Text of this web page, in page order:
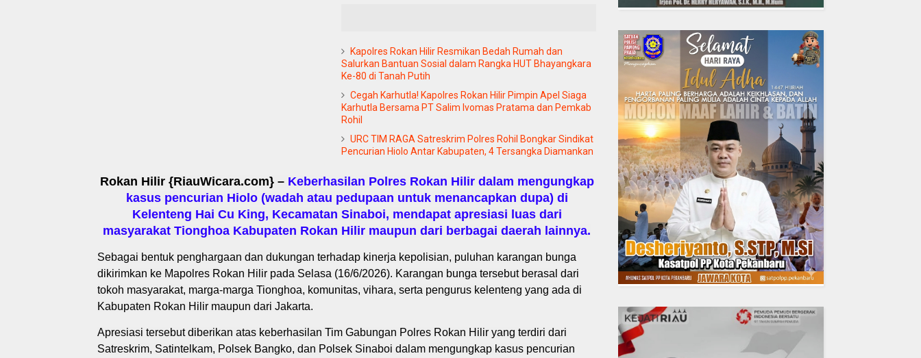
Kapolres Rokan Hilir Resmikan Bedah Rumah dan
Salurkan Bantuan Sosial dalam Rangka HUT Bhayangkara
Ke-80 di Tanah Putih
Cegah Karhutla! Kapolres Rokan Hilir Pimpin Apel Siaga
Karhutla Bersama PT Salim Ivomas Pratama dan Pemkab
Rohil
URC TIM RAGA Satreskrim Polres Rohil Bongkar Sindikat
Pencurian Hiolo Antar Kabupaten, 4 Tersangka Diamankan
Rokan Hilir {RiauWicara.com} – Keberhasilan Polres Rokan Hilir dalam mengungkap
kasus pencurian Hiolo (wadah atau pedupaan untuk menancapkan dupa) di
Kelenteng Hai Cu King, Kecamatan Sinaboi, mendapat apresiasi luas dari
masyarakat Tionghoa Kabupaten Rokan Hilir maupun dari berbagai daerah lainnya.
Sebagai bentuk penghargaan dan dukungan terhadap kinerja kepolisian, puluhan karangan bunga
dikirimkan ke Mapolres Rokan Hilir pada Selasa (16/6/2026). Karangan bunga tersebut berasal dari
tokoh masyarakat, marga-marga Tionghoa, komunitas, vihara, serta pengurus kelenteng yang ada di
Kabupaten Rokan Hilir maupun dari Jakarta.
Apresiasi tersebut diberikan atas keberhasilan Tim Gabungan Polres Rokan Hilir yang terdiri dari
Satreskrim, Satintelkam, Polsek Bangko, dan Polsek Sinaboi dalam mengungkap kasus pencurian